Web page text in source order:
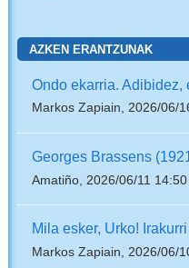
AZKEN ERANTZUNAK
Ondo ekarria. Adibidez,
Markos Zapiain, 2026/06/
Georges Brassens
Amatiño, 2026/06/11 14:50
Mila esker, Urko!
Markos Zapiain, 2026/06/